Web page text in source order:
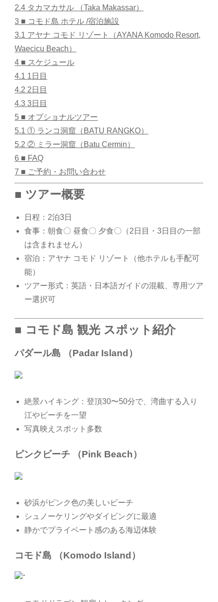
2.4 タカマカサル （Taka Makassar）
3 ■ コモド島 ホテル /宿泊施設
3.1 アヤナ コモド リゾート（AYANA Komodo Resort,
Waecicu Beach）
4 ■ スケジュール
4.1 1日目
4.2 2日目
4.3 3日目
5 ■ オプショナルツアー
5.1 ① ランコ洞窟（BATU RANGKO）
5.2 ② ミラー洞窟（Batu Cermin）
6 ■ FAQ
7 ■ ご予約・お問い合わせ
■ ツアー概要
日程：2泊3日
食事：朝食〇 昼食〇 夕食〇（2日目・3日目の一部
は含まれません）
宿泊：アヤナ コモド リゾート（他ホテルも手配可
能）
ツアー形式：英語・日本語ガイドの混載、専用ツア
ー選択可
■ コモド島 観光 スポット紹介
パダール島 （Padar Island）
絶景ハイキング：登頂30〜50分で、湾曲する入り
江やビーチを一望
写真映えスポット多数
ピンクビーチ （Pink Beach）
砂浜がピンク色の美しいビーチ
シュノーケリングやダイビングに最適
静かでプライベート感のある海辺体験
コモド島 （Komodo Island）